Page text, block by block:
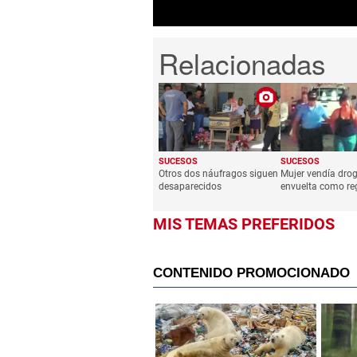
SUCESOS
Otros dos náufragos siguen
desaparecidos
SUCESOS
Mujer vendía
envuelta como
MIS TEMAS PREFERIDOS